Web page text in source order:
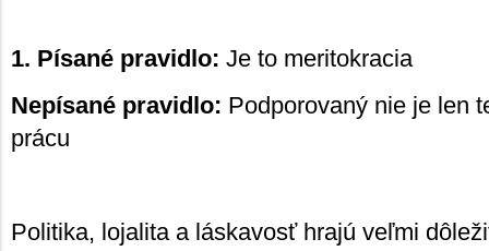
1. Písané pravidlo: Je to meritokracia
Nepísané pravidlo: Podporovaný nie je len
prácu
Politika, lojalita a láskavosť hrajú veľmi